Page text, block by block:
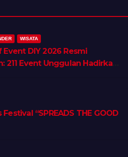
WISATA
Event DIY 2026 Resmi
211 Event Unggulan Hadirkan
“SPREADS THE GOOD